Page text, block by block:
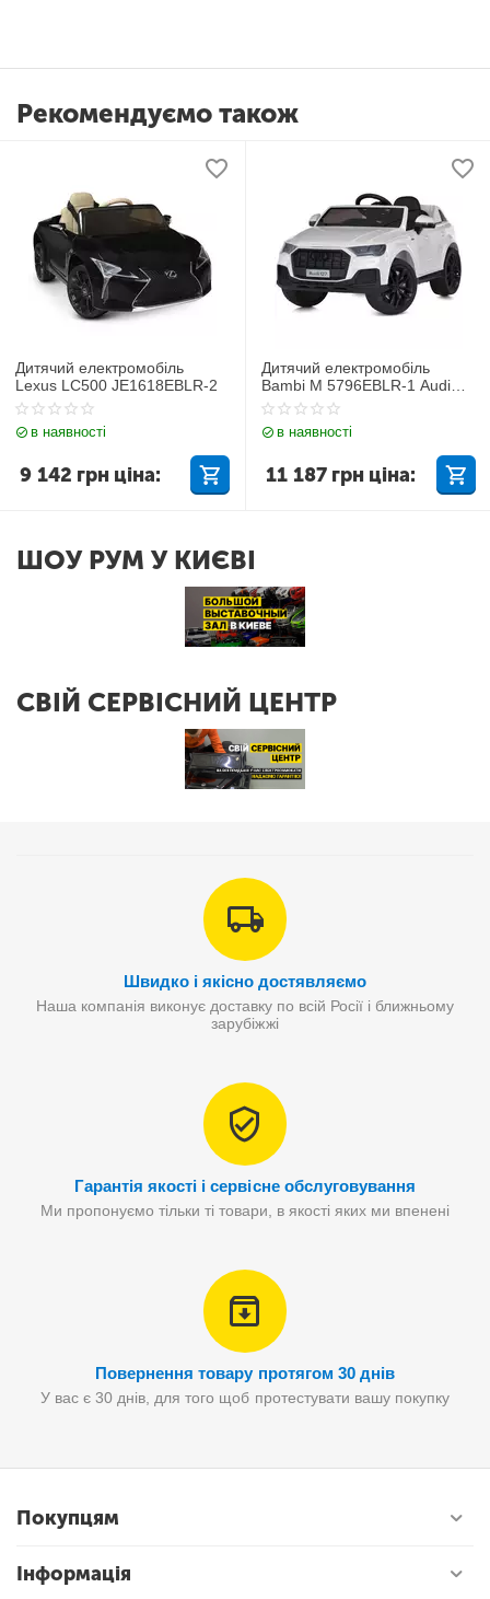
Рекомендуємо також
Дитячий електромобіль
Lexus LC500 JE1618EBLR-2
в наявності
9 142 грн ціна:
Дитячий електромобіль
Bambi M 5796EBLR-1 Audi
Q7
в наявності
11 187 грн ціна:
ШОУ РУМ У КИЄВІ
СВІЙ СЕРВІСНИЙ ЦЕНТР
Швидко і якісно достявляємо
Наша компанія виконує доставку по всій Росії і ближньому
зарубіжжі
Гарантія якості і сервісне обслуговування
Ми пропонуємо тільки ті товари, в якості яких ми впенені
Повернення товару протягом 30 днів
У вас є 30 днів, для того щоб протестувати вашу покупку
Покупцям
Інформація